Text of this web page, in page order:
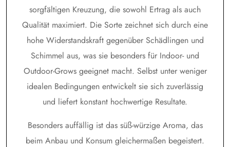
sorgfältigen Kreuzung, die sowohl Ertrag als auch
Qualität maximiert. Die Sorte zeichnet sich durch eine
hohe Widerstandskraft gegenüber Schädlingen und
Schimmel aus, was sie besonders für Indoor- und
Outdoor-Grows geeignet macht. Selbst unter weniger
idealen Bedingungen entwickelt sie sich zuverlässig
und liefert konstant hochwertige Resultate.
Besonders auffällig ist das süß-würzige Aroma, das
beim Anbau und Konsum gleichermaßen begeistert.